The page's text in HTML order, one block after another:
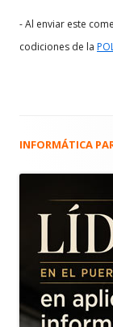
- Al enviar este
codiciones de la
Barra
principal
INFORMÁTICA